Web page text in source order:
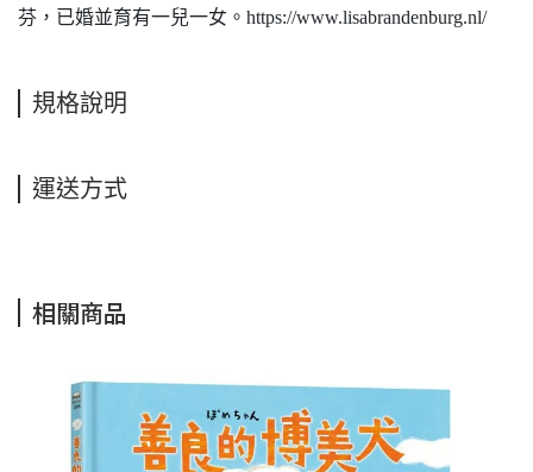
芬，已婚並育有一兒一女。https://www.lisabrandenburg.nl/
規格說明
運送方式
相關商品